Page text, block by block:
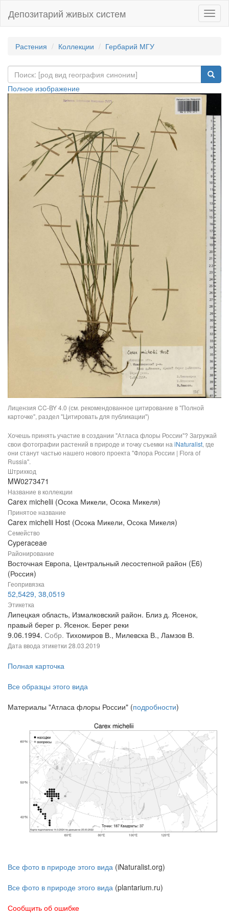
Депозитарий живых систем
Растения Коллекции Гербарий МГУ
Полное изображение
Лицензия CC-BY 4.0 (см. рекомендованное цитирование в "Полной
карточке", раздел "Цитировать для публикации")
Хочешь принять участие в создании "Атласа флоры России"? Загружай
свои фотографии растений в природе и точку съемки на iNaturalist, где
они станут частью нашего нового проекта "Флора России | Flora of
Russia".
Штрихкод
MW0273471
Название в коллекции
Carex michelii (Осока Микели, Осока Микеля)
Принятое название
Carex michelii Host (Осока Микели, Осока Микеля)
Семейство
Cyperaceae
Районирование
Восточная Европа, Центральный лесостепной район (E6)
(Россия)
Геопривязка
52,5429, 38,0519
Этикетка
Липецкая область, Измалковский район. Близ д. Ясенок,
правый берег р. Ясенок. Берег реки
9.06.1994. Собр. Тихомиров В., Милевска В., Ламзов В.
Дата ввода этикетки 28.03.2019
Полная карточка
Все образцы этого вида
Материалы "Атласа флоры России" (подробности)
Все фото в природе этого вида (iNaturalist.org)
Все фото в природе этого вида (plantarium.ru)
Сообщить об ошибке